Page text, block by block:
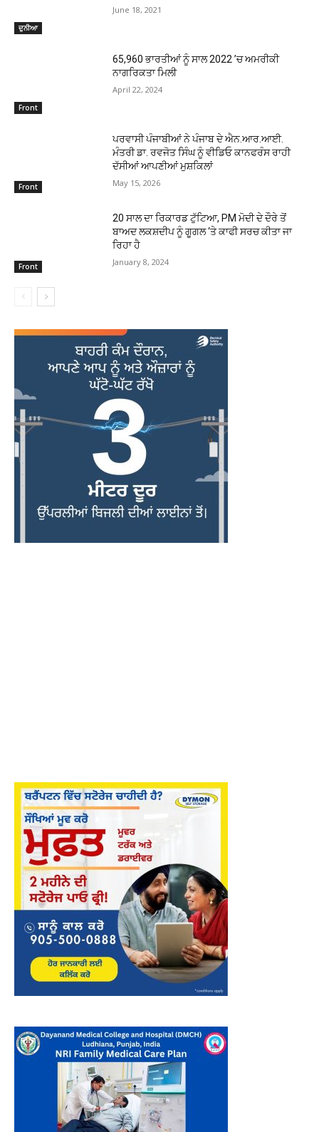
ਦੁਨੀਆ
June 18, 2021
Front
65,960 ਭਾਰਤੀਆਂ ਨੂੰ ਸਾਲ 2022 ’ਚ ਅਮਰੀਕੀ
ਨਾਗਰਿਕਤਾ ਮਿਲੀ
April 22, 2024
Front
ਪਰਵਾਸੀ ਪੰਜਾਬੀਆਂ ਨੇ ਪੰਜਾਬ ਦੇ ਐਨ.ਆਰ.ਆਈ.
ਮੰਤਰੀ ਡਾ. ਰਵਜੋਤ ਸਿੰਘ ਨੂੰ ਵੀਡਿਓ ਕਾਨਫਰੰਸ ਰਾਹੀ
ਦੱਸੀਆਂ ਆਪਣੀਆਂ ਮੁਸ਼ਕਿਲਾਂ
May 15, 2026
Front
20 ਸਾਲ ਦਾ ਰਿਕਾਰਡ ਟੁੱਟਿਆ, PM ਮੋਦੀ ਦੇ ਦੌਰੇ ਤੋਂ
ਬਾਅਦ ਲਕਸ਼ਦੀਪ ਨੂੰ ਗੂਗਲ ‘ਤੇ ਕਾਫੀ ਸਰਚ ਕੀਤਾ ਜਾ
ਰਿਹਾ ਹੈ
January 8, 2024